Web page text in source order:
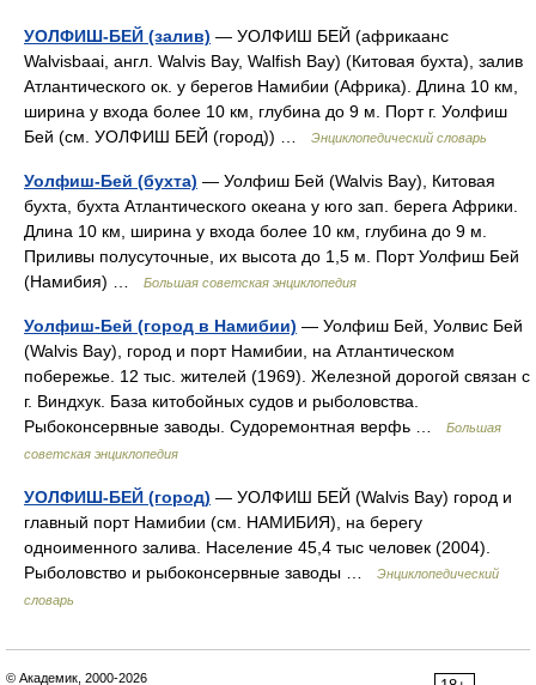
УОЛФИШ-БЕЙ (залив) — УОЛФИШ БЕЙ (африкаанс
Walvisbaai, англ. Walvis Bay, Walfish Bay) (Китовая бухта), залив
Атлантического ок. у берегов Намибии (Африка). Длина 10 км,
ширина у входа более 10 км, глубина до 9 м. Порт г. Уолфиш
Бей (см. УОЛФИШ БЕЙ (город)) …
Энциклопедический словарь
Уолфиш-Бей (бухта) — Уолфиш Бей (Walvis Bay), Китовая
бухта, бухта Атлантического океана у юго зап. берега Африки.
Длина 10 км, ширина у входа более 10 км, глубина до 9 м.
Приливы полусуточные, их высота до 1,5 м. Порт Уолфиш Бей
(Намибия) …
Большая советская энциклопедия
Уолфиш-Бей (город в Намибии) — Уолфиш Бей, Уолвис Бей
(Walvis Bay), город и порт Намибии, на Атлантическом
побережье. 12 тыс. жителей (1969). Железной дорогой связан с
г. Виндхук. База китобойных судов и рыболовства.
Рыбоконсервные заводы. Судоремонтная верфь …
Большая
советская энциклопедия
УОЛФИШ-БЕЙ (город) — УОЛФИШ БЕЙ (Walvis Bay) город и
главный порт Намибии (см. НАМИБИЯ), на берегу
одноименного залива. Население 45,4 тыс человек (2004).
Рыболовство и рыбоконсервные заводы …
Энциклопедический
словарь
© Академик, 2000-2026